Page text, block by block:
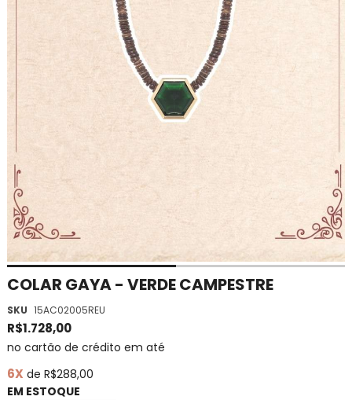
COLAR GAYA - VERDE CAMPESTRE
SKU 15AC02005REU
R$1.728,00
no cartão de crédito em até
6X de R$288,00
EM ESTOQUE
Saltar
o
início
da
de
imagens